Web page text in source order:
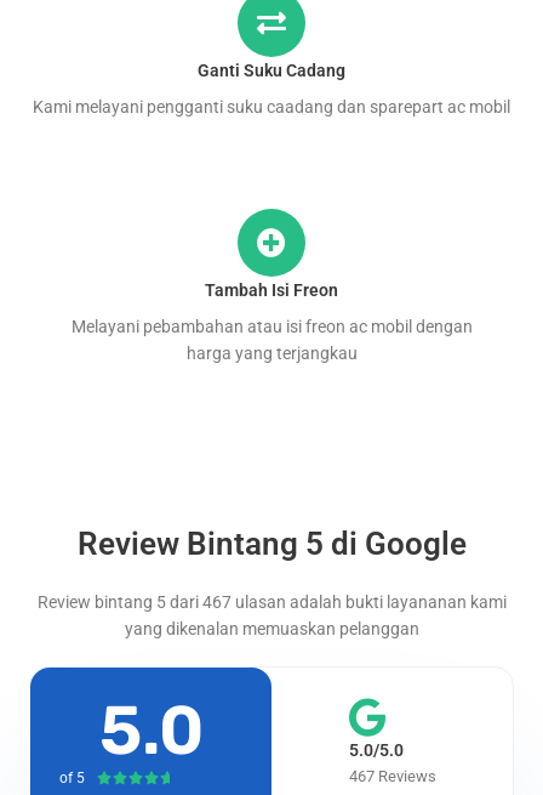
Ganti Suku Cadang
Kami melayani pengganti suku caadang dan sparepart ac mobil
Tambah Isi Freon
Melayani pebambahan atau isi freon ac mobil dengan
harga yang terjangkau
Review Bintang 5 di Google
Review bintang 5 dari 467 ulasan adalah bukti layananan kami
yang dikenalan memuaskan pelanggan
5.0
of 5 
5.0/5.0
467 Reviews